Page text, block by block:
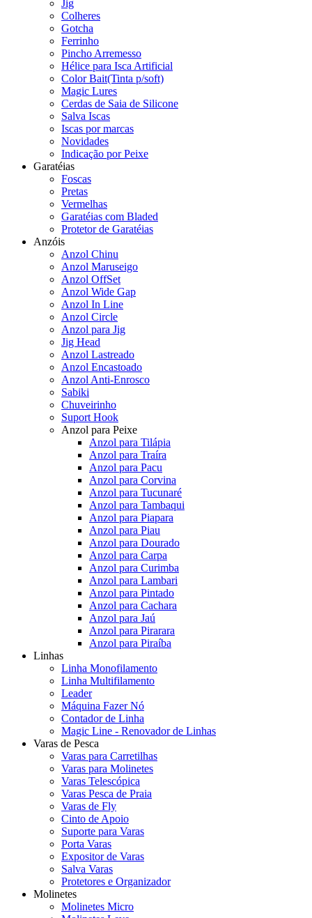
Jig
Colheres
Gotcha
Ferrinho
Pincho Arremesso
Hélice para Isca Artificial
Color Bait(Tinta p/soft)
Magic Lures
Cerdas de Saia de Silicone
Salva Iscas
Iscas por marcas
Novidades
Indicação por Peixe
Garatéias
Foscas
Pretas
Vermelhas
Garatéias com Bladed
Protetor de Garatéias
Anzóis
Anzol Chinu
Anzol Maruseigo
Anzol OffSet
Anzol Wide Gap
Anzol In Line
Anzol Circle
Anzol para Jig
Jig Head
Anzol Lastreado
Anzol Encastoado
Anzol Anti-Enrosco
Sabiki
Chuveirinho
Suport Hook
Anzol para Peixe
Anzol para Tilápia
Anzol para Traíra
Anzol para Pacu
Anzol para Corvina
Anzol para Tucunaré
Anzol para Tambaqui
Anzol para Piapara
Anzol para Piau
Anzol para Dourado
Anzol para Carpa
Anzol para Curimba
Anzol para Lambari
Anzol para Pintado
Anzol para Cachara
Anzol para Jaú
Anzol para Pirarara
Anzol para Piraíba
Linhas
Linha Monofilamento
Linha Multifilamento
Leader
Máquina Fazer Nó
Contador de Linha
Magic Line - Renovador de Linhas
Varas de Pesca
Varas para Carretilhas
Varas para Molinetes
Varas Telescópica
Varas Pesca de Praia
Varas de Fly
Cinto de Apoio
Suporte para Varas
Porta Varas
Expositor de Varas
Salva Varas
Protetores e Organizador
Molinetes
Molinetes Micro